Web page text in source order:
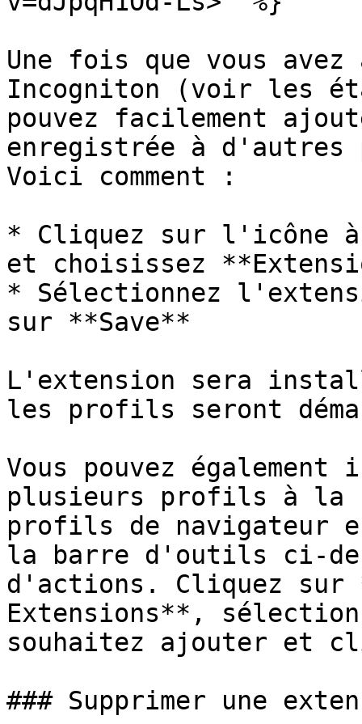
Une fois que vous
Incogniton (voir les
pouvez facilement
enregistrée à
Voici comment :
* Cliquez sur l'icône
et choisissez
* Sélectionnez
sur **Save**
L'extension sera
les profils seront
Vous pouvez
plusieurs profils à la
profils de navigateur
la barre d'outils ci-
d'actions. Cliquez sur
Extensions**,
souhaitez ajouter et
### Supprimer une